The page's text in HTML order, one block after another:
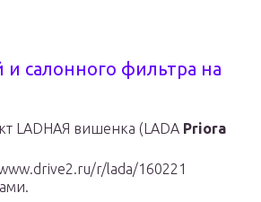
и салонного фильтра на
LADНАЯ вишенка (LADA Priora
r/lada/160221